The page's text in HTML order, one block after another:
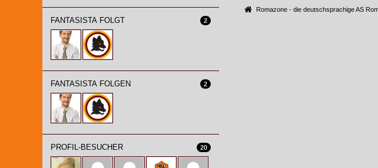
FANTASISTA FOLGT 2
FANTASISTA FOLGEN 2
PROFIL-BESUCHER 20
Romazone - die deutschsprachige AS Roma